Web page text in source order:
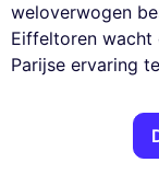
weloverwogen
Eiffeltoren wacht
Parijse ervaring